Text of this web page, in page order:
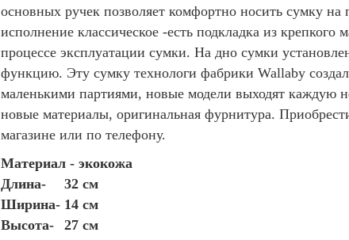
основных ручек позволяет комфортно носить сумку на
исполнение классическое -есть подкладка из крепкого
процессе эксплуатации сумки. На дно сумки
функцию. Эту сумку технологи фабрики Wallaby
маленькими партиями, новые модели выходят каждую
новые материалы, оригинальная фурнитура.
магазине или по телефону.
Материал - экокожа
Длина-
32 см
Ширина- 14 см
Высота-
27 см